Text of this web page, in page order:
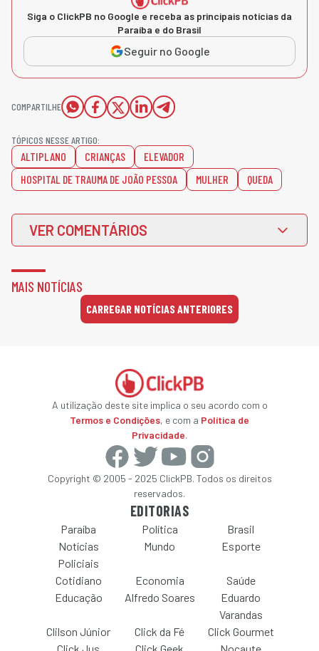
Siga o ClickPB no Google e receba as principais notícias da
Paraíba e do Brasil
Seguir no Google
COMPARTILHE
TÓPICOS NESSE ARTIGO:
ALTIPLANO CRIANÇAS
ELEVADOR
HOSPITAL DE TRAUMA DE JOÃO PESSOA
MULHER QUEDA
VER COMENTÁRIOS
MAIS NOTÍCIAS
CARREGAR NOTÍCIAS ANTERIORES
A utilização deste site implica o seu acordo com o
Termos e Condições, e com a Política de
Privacidade.
Copyright © 2005 - 2025 ClickPB. Todos os direitos
reservados.
EDITORIAS
Paraíba Política
Brasil
Notícias
Policiais
Mundo Esporte
Cotidiano Economia
Saúde
Educação
Alfredo Soares
Eduardo
Varandas
Clilson Júnior
Click da Fé
Click Gourmet